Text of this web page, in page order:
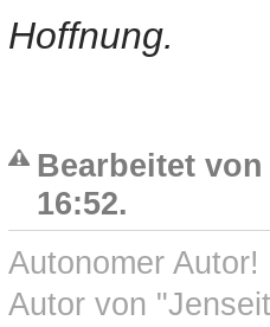
Hoffnung.
Bearbeitet
16:52.
Autonomer
Autor von